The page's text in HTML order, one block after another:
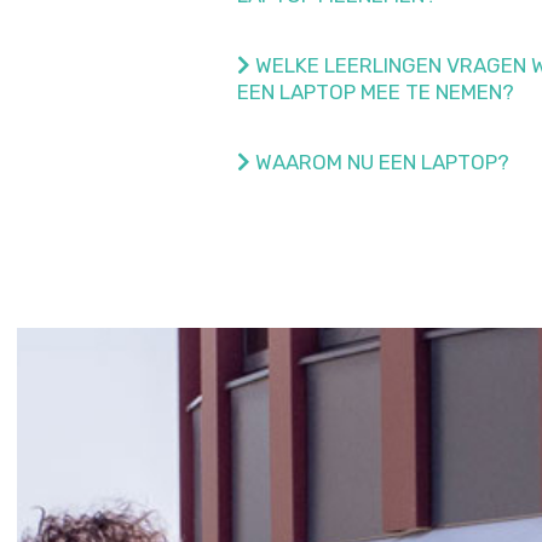
WELKE LEERLINGEN VRAGEN
EEN LAPTOP MEE TE NEMEN?
WAAROM NU EEN LAPTOP?